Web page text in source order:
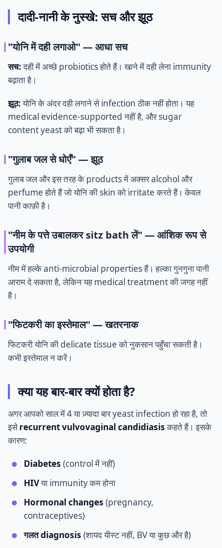
दादी-नानी के नुस्खे: सच और झूठ
"योनि में दही लगाओ" — आधा सच
सच:दही में अच्छे probiotics होते हैं। खाने में दही लेना immunity
बढ़ाता है।
झूठ:योनि के अंदर दही लगाने से infection ठीक नहीं होता। यह
medical evidence-supported नहीं है, और sugar
content yeast को बढ़ा भी सकता है।
"गुलाब जल से धोएँ" — झूठ
गुलाब जल और इस तरह के products में अक्सर alcohol और
perfume होते हैं जो योनि की skin को irritate करते हैं। केवल
पानी काफ़ी है।
"नीम के पत्ते उबालकर sitz bath लें" — आंशिक रूप से
उपयोगी
नीम में हल्के anti-microbial properties हैं। हल्का गुनगुना पानी
आराम दे सकता है, लेकिन यह medical treatment की जगह नहीं
है।
"फिटकरी का इस्तेमाल" — खतरनाक
फिटकरी योनि की delicate tissue को नुकसान पहुँचा सकती है।
कभी इस्तेमाल न करें।
क्या यह बार-बार क्यों होता है?
अगर आपको साल में 4 या ज़्यादा बार yeast infection हो रहा है, तो
इसेrecurrent vulvovaginal candidiasisकहते हैं। इसके
कारण:
Diabetes (control में नहीं)
HIVया immunity कम होना
Hormonal changes (pregnancy,
contraceptives)
गलत diagnosis (शायद यीस्ट नहीं, BV या कुछ और है)